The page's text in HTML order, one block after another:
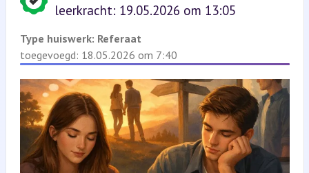
leerkracht: 19.05.2026 om 13:05
Type huiswerk: Referaat
toegevoegd: 18.05.2026 om 7:40